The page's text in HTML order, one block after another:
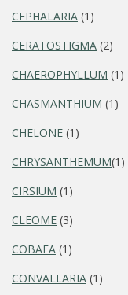
CEPHALARIA (1)
CERATOSTIGMA (2)
CHAEROPHYLLUM (1)
CHASMANTHIUM (1)
CHELONE (1)
CHRYSANTHEMUM(1)
CIRSIUM (1)
CLEOME (3)
COBAEA (1)
CONVALLARIA (1)